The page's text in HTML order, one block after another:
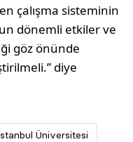
çalışma sisteminin
dönemli etkiler ve
göz önünde
diye
Üniversitesi